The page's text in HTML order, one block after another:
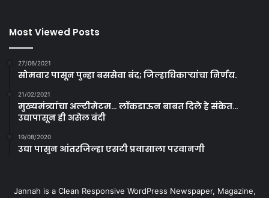
Most Viewed Posts
27/06/2021
सोमवार पासून पुन्हा बससेवा बंद; जिल्हाधिकाऱ्यांचा निर्णय.
21/02/2021
मुख्यमंत्र्यांचा अल्टीमेटम… लॉकडाऊन बाबत दिले हे संकेत…
उद्यापासून ही असेल बंदी
19/08/2020
उद्या पासुन आंतरजिल्हा एसटी प्रवासाला परवानगी
Jannah is a Clean Responsive WordPress Newspaper, Magazine,